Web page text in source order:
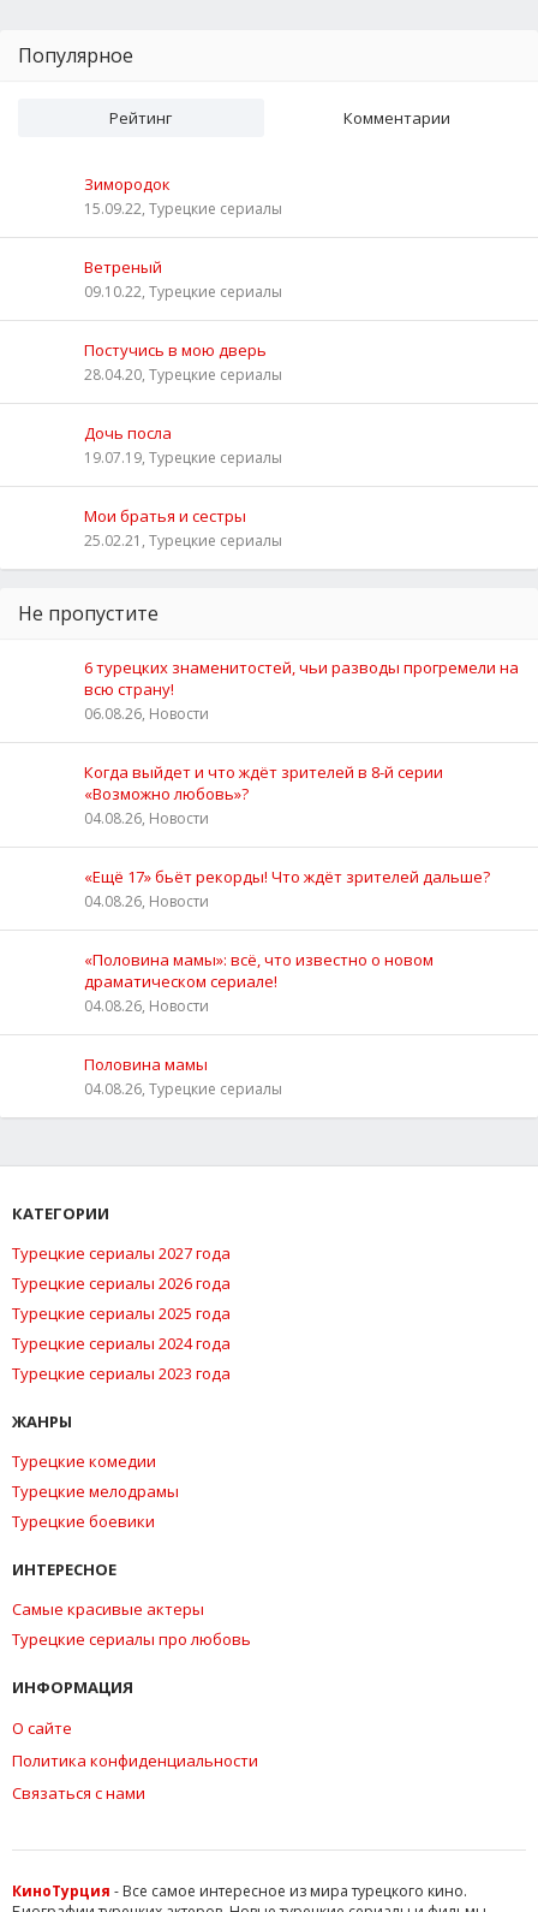
Популярное
Рейтинг Комментарии
Зимородок
15.09.22, Турецкие сериалы
Ветреный
09.10.22, Турецкие сериалы
Постучись в мою дверь
28.04.20, Турецкие сериалы
Дочь посла
19.07.19, Турецкие сериалы
Мои братья и сестры
25.02.21, Турецкие сериалы
Не пропустите
6 турецких знаменитостей, чьи разводы прогремели на
всю страну!
06.08.26, Новости
Когда выйдет и что ждёт зрителей в 8-й серии
«Возможно любовь»?
04.08.26, Новости
«Ещё 17» бьёт рекорды! Что ждёт зрителей дальше?
04.08.26, Новости
«Половина мамы»: всё, что известно о новом
драматическом сериале!
04.08.26, Новости
Половина мамы
04.08.26, Турецкие сериалы
КАТЕГОРИИ
Турецкие сериалы 2027 года
Турецкие сериалы 2026 года
Турецкие сериалы 2025 года
Турецкие сериалы 2024 года
Турецкие сериалы 2023 года
ЖАНРЫ
Турецкие комедии
Турецкие мелодрамы
Турецкие боевики
ИНТЕРЕСНОЕ
Самые красивые актеры
Турецкие сериалы про любовь
ИНФОРМАЦИЯ
О сайте
Политика конфиденциальности
Связаться с нами
КиноТурция - Все самое интересное из мира турецкого кино.